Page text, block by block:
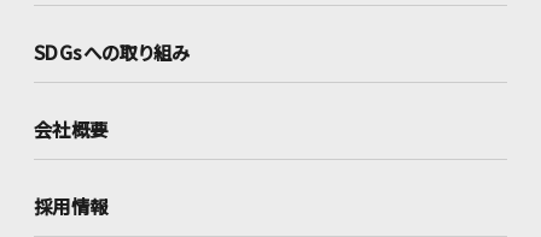
SDGsへの取り組み
会社概要
採用情報